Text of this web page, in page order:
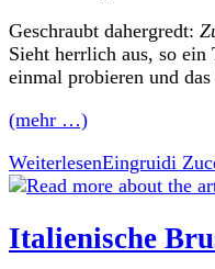
Geschraubt dahergredt:
Sieht herrlich aus, so
einmal probieren und
(mehr …)
WeiterlesenEingruidi
Italienische